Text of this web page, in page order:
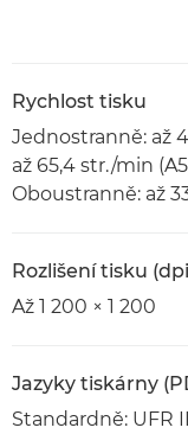
Rychlost tisku
Jednostranně: až
až 65,4 str./min
Oboustranně: až
Rozlišení tisku
Až 1 200 × 1 200
Jazyky tiskárny
Standardně: UFR